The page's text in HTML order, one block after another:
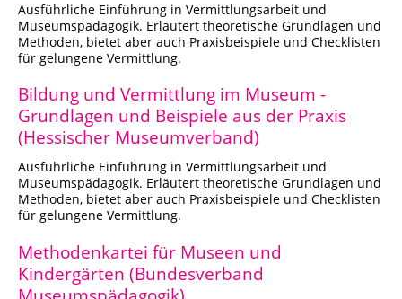
Ausführliche Einführung in Vermittlungsarbeit und
Museumspädagogik. Erläutert theoretische Grundlagen und
Methoden, bietet aber auch Praxisbeispiele und Checklisten
für gelungene Vermittlung.
Bildung und Vermittlung im Museum -
Grundlagen und Beispiele aus der Praxis
(Hessischer Museumverband)
Ausführliche Einführung in Vermittlungsarbeit und
Museumspädagogik. Erläutert theoretische Grundlagen und
Methoden, bietet aber auch Praxisbeispiele und Checklisten
für gelungene Vermittlung.
Methodenkartei für Museen und
Kindergärten (Bundesverband